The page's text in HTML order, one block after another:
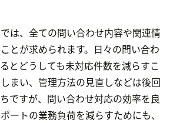
は、全ての問い合わせ内容や関連情
とが求められます。日々の問い合わ
とどうしても未対応件数を減らすこ
まい、管理方法の見直しなどは後回
ですが、問い合わせ対応の効率を良
ートの業務負荷を減らすためにも、